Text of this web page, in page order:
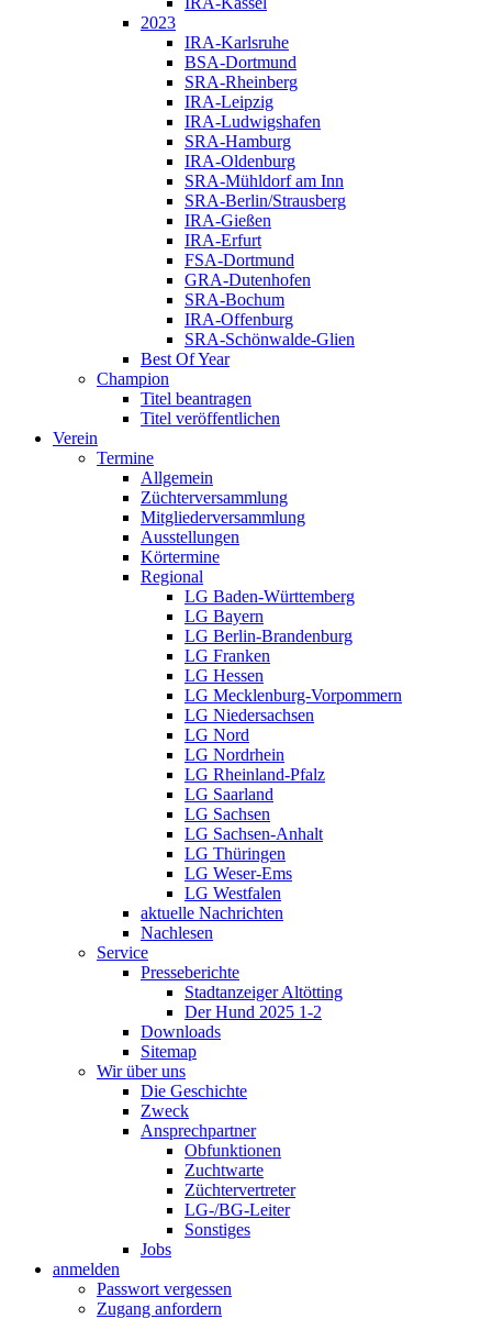
2023
IRA-Karlsruhe
BSA-Dortmund
SRA-Rheinberg
IRA-Leipzig
IRA-Ludwigshafen
SRA-Hamburg
IRA-Oldenburg
SRA-Mühldorf am Inn
SRA-Berlin/Strausberg
IRA-Gießen
IRA-Erfurt
FSA-Dortmund
GRA-Dutenhofen
SRA-Bochum
IRA-Offenburg
SRA-Schönwalde-Glien
Best Of Year
Champion
Titel beantragen
Titel veröffentlichen
Verein
Termine
Allgemein
Züchterversammlung
Mitgliederversammlung
Ausstellungen
Körtermine
Regional
LG Baden-Württemberg
LG Bayern
LG Berlin-Brandenburg
LG Franken
LG Hessen
LG Mecklenburg-Vorpommern
LG Niedersachsen
LG Nord
LG Nordrhein
LG Rheinland-Pfalz
LG Saarland
LG Sachsen
LG Sachsen-Anhalt
LG Thüringen
LG Weser-Ems
LG Westfalen
aktuelle Nachrichten
Nachlesen
Service
Presseberichte
Stadtanzeiger Altötting
Der Hund 2025 1-2
Downloads
Sitemap
Wir über uns
Die Geschichte
Zweck
Ansprechpartner
Obfunktionen
Zuchtwarte
Züchtervertreter
LG-/BG-Leiter
Sonstiges
Jobs
anmelden
Passwort vergessen
Zugang anfordern